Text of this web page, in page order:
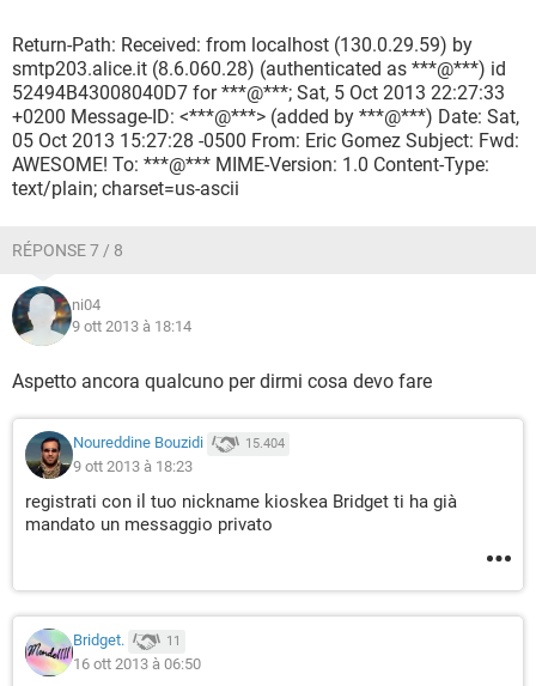
Return-Path: Received: from localhost (130.0.29.59) by
smtp203.alice.it (8.6.060.28) (authenticated as ***@***) id
52494B43008040D7 for ***@***; Sat, 5 Oct 2013 22:27:33
+0200 Message-ID: <***@***> (added by ***@***) Date: Sat,
05 Oct 2013 15:27:28 -0500 From: Eric Gomez Subject: Fwd:
AWESOME! To: ***@*** MIME-Version: 1.0 Content-Type:
text/plain; charset=us-ascii
RÉPONSE 7 / 8
ni04
9 ott 2013 à 18:14
Aspetto ancora qualcuno per dirmi cosa devo fare
Noureddine Bouzidi 15.404
9 ott 2013 à 18:23
registrati con il tuo nickname kioskea Bridget ti ha già
mandato un messaggio privato
Bridget. 11
16 ott 2013 à 06:50